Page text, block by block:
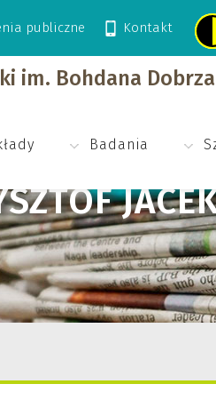
publiczne Kontakt
im. Bohdana
Badania